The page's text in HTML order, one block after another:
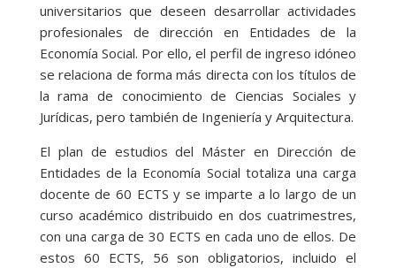
universitarios que deseen desarrollar actividades
profesionales de dirección en Entidades de la
Economía Social. Por ello, el perfil de ingreso idóneo
se relaciona de forma más directa con los títulos de
la rama de conocimiento de Ciencias Sociales y
Jurídicas, pero también de Ingeniería y Arquitectura.
El plan de estudios del Máster en Dirección de
Entidades de la Economía Social totaliza una carga
docente de 60 ECTS y se imparte a lo largo de un
curso académico distribuido en dos cuatrimestres,
con una carga de 30 ECTS en cada uno de ellos. De
estos 60 ECTS, 56 son obligatorios, incluido el